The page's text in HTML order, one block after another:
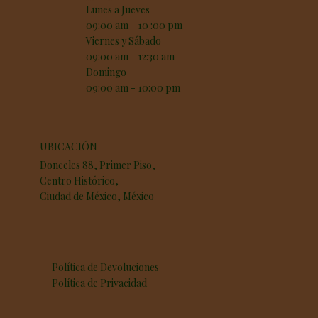
Lunes a Jueves
09:00 am - 10 :00 pm
Viernes y Sábado
09:00 am - 12:30 am
Domingo
09:00 am - 10:00 pm
UBICACIÓN
Donceles 88, Primer Piso,
Centro Histórico,
Ciudad de México, México
Política de Devoluciones
Política de Privacidad